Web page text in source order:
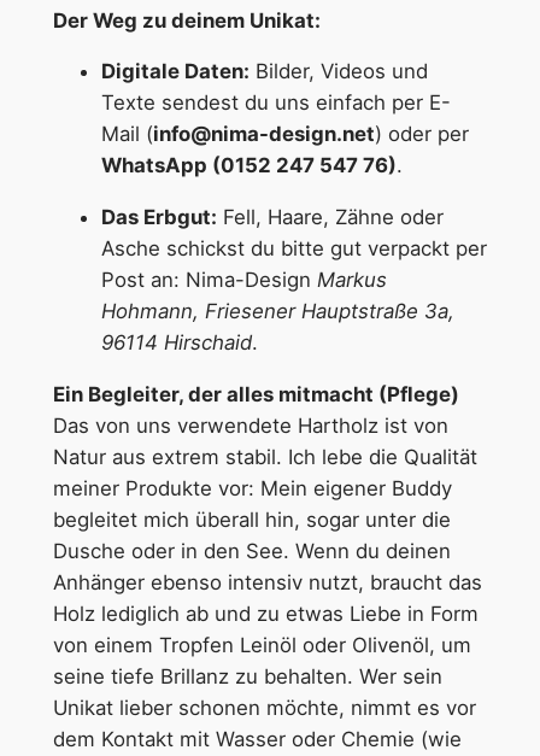
Der Weg zu deinem Unikat:
Digitale Daten: Bilder, Videos und
Texte sendest du uns einfach per E-
Mail (info@nima-design.net) oder per
WhatsApp (0152 247 547 76).
Das Erbgut: Fell, Haare, Zähne oder
Asche schickst du bitte gut verpackt per
Post an: Nima-Design Markus
Hohmann, Friesener Hauptstraße 3a,
96114 Hirschaid.
Ein Begleiter, der alles mitmacht (Pflege)
Das von uns verwendete Hartholz ist von
Natur aus extrem stabil. Ich lebe die Qualität
meiner Produkte vor: Mein eigener Buddy
begleitet mich überall hin, sogar unter die
Dusche oder in den See. Wenn du deinen
Anhänger ebenso intensiv nutzt, braucht das
Holz lediglich ab und zu etwas Liebe in Form
von einem Tropfen Leinöl oder Olivenöl, um
seine tiefe Brillanz zu behalten. Wer sein
Unikat lieber schonen möchte, nimmt es vor
dem Kontakt mit Wasser oder Chemie (wie